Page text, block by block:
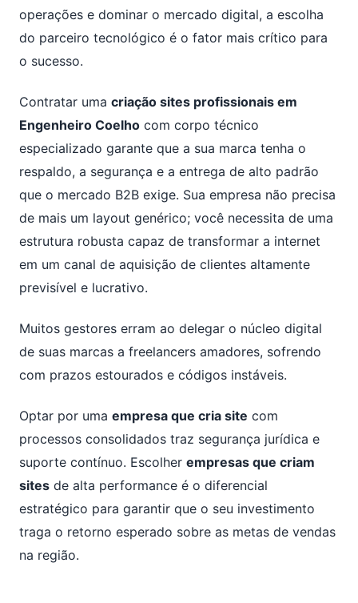
operações e dominar o mercado digital, a escolha
do parceiro tecnológico é o fator mais crítico para
o sucesso.
Contratar uma criação sites profissionais em
Engenheiro Coelho com corpo técnico
especializado garante que a sua marca tenha o
respaldo, a segurança e a entrega de alto padrão
que o mercado B2B exige. Sua empresa não precisa
de mais um layout genérico; você necessita de uma
estrutura robusta capaz de transformar a internet
em um canal de aquisição de clientes altamente
previsível e lucrativo.
Muitos gestores erram ao delegar o núcleo digital
de suas marcas a freelancers amadores, sofrendo
com prazos estourados e códigos instáveis.
Optar por uma empresa que cria site com
processos consolidados traz segurança jurídica e
suporte contínuo. Escolher empresas que criam
sites de alta performance é o diferencial
estratégico para garantir que o seu investimento
traga o retorno esperado sobre as metas de vendas
na região.